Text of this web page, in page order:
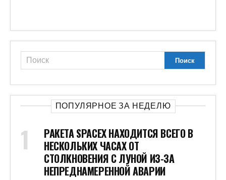
ПОПУЛЯРНОЕ ЗА НЕДЕЛЮ
РАКЕТА SPACEX НАХОДИТСЯ ВСЕГО В
НЕСКОЛЬКИХ ЧАСАХ ОТ
СТОЛКНОВЕНИЯ С ЛУНОЙ ИЗ-ЗА
НЕПРЕДНАМЕРЕННОЙ АВАРИИ